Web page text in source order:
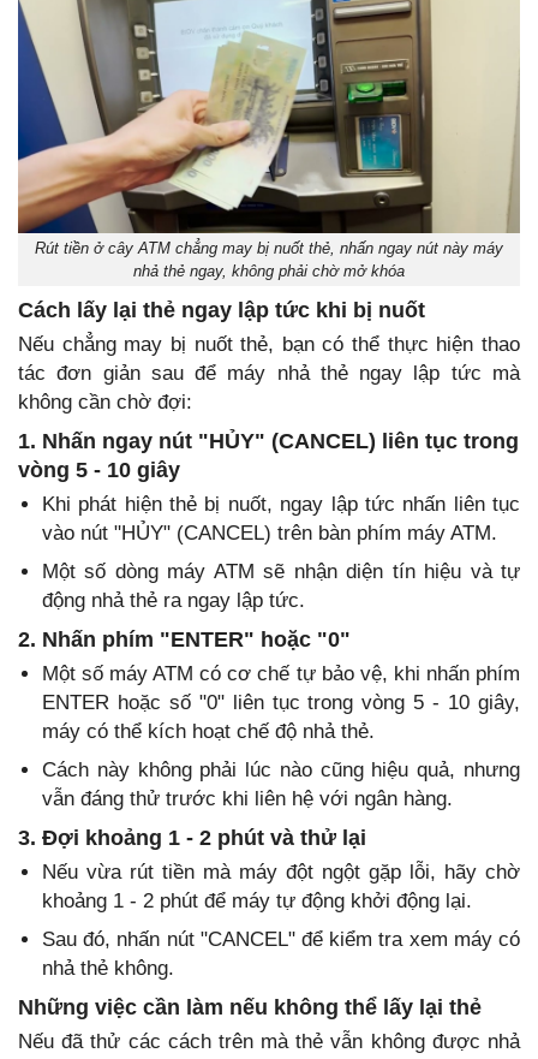
Rút tiền ở cây ATM chẳng may bị nuốt thẻ, nhấn ngay nút này máy
nhả thẻ ngay, không phải chờ mở khóa
Cách lấy lại thẻ ngay lập tức khi bị nuốt
Nếu chẳng may bị nuốt thẻ, bạn có thể thực hiện thao
tác đơn giản sau để máy nhả thẻ ngay lập tức mà
không cần chờ đợi:
1. Nhấn ngay nút "HỦY" (CANCEL) liên tục trong
vòng 5 - 10 giây
Khi phát hiện thẻ bị nuốt, ngay lập tức nhấn liên tục
vào nút "HỦY" (CANCEL) trên bàn phím máy ATM.
Một số dòng máy ATM sẽ nhận diện tín hiệu và tự
động nhả thẻ ra ngay lập tức.
2. Nhấn phím "ENTER" hoặc "0"
Một số máy ATM có cơ chế tự bảo vệ, khi nhấn phím
ENTER hoặc số "0" liên tục trong vòng 5 - 10 giây,
máy có thể kích hoạt chế độ nhả thẻ.
Cách này không phải lúc nào cũng hiệu quả, nhưng
vẫn đáng thử trước khi liên hệ với ngân hàng.
3. Đợi khoảng 1 - 2 phút và thử lại
Nếu vừa rút tiền mà máy đột ngột gặp lỗi, hãy chờ
khoảng 1 - 2 phút để máy tự động khởi động lại.
Sau đó, nhấn nút "CANCEL" để kiểm tra xem máy có
nhả thẻ không.
Những việc cần làm nếu không thể lấy lại thẻ
Nếu đã thử các cách trên mà thẻ vẫn không được nhả